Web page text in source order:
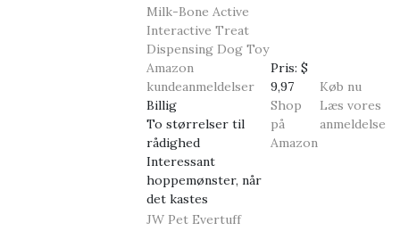
Milk-Bone Active
Interactive Treat
Dispensing Dog Toy
Amazon
kundeanmeldelser
Billig
To størrelser til
rådighed
Interessant
hoppemønster, når
det kastes
Pris: $
9,97
Shop
på
Amazon
Køb nu
Læs vores
anmeldelse
JW Pet Evertuff